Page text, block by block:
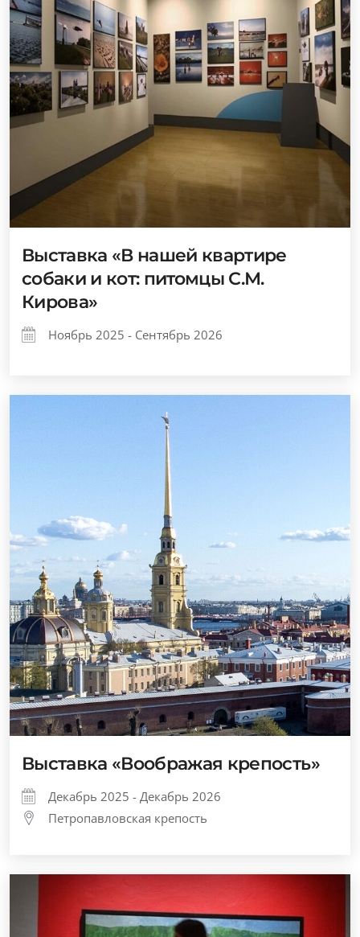
Выставка «В нашей квартире
собаки и кот: питомцы С.М.
Кирова»
Ноябрь 2025 - Сентябрь 2026
Выставка «Воображая крепость»
Декабрь 2025 - Декабрь 2026
Петропавловская крепость